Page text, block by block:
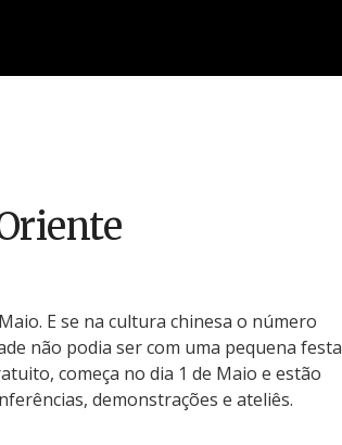
E se na cultura chinesa o número
não podia ser com uma pequena festa
começa no dia 1 de Maio e estão
demonstrações e ateliês.